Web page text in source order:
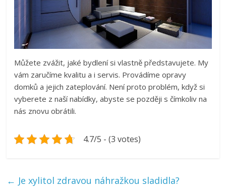
Můžete zvážit, jaké bydlení si vlastně představujete. My
vám zaručíme kvalitu a i servis. Provádíme opravy
domků a jejich zateplování. Není proto problém, když si
vyberete z naší nabídky, abyste se později s čímkoliv na
nás znovu obrátili.
4.7/5 - (3 votes)
← Je xylitol zdravou náhražkou sladidla?